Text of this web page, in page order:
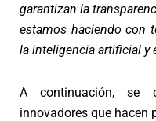
garantizan la
estamos haciendo con
la inteligencia artificial y
A continuación, se
innovadores que hacen